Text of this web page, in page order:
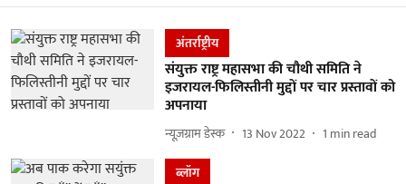
अंतर्राष्ट्रीय
संयुक्त राष्ट्र महासभा की चौथी समिति ने
इजरायल-फिलिस्तीनी मुद्दों पर चार प्रस्तावों को
अपनाया
न्यूज़ग्राम डेस्क 13 Nov 2022 1 min read
ब्लॉग